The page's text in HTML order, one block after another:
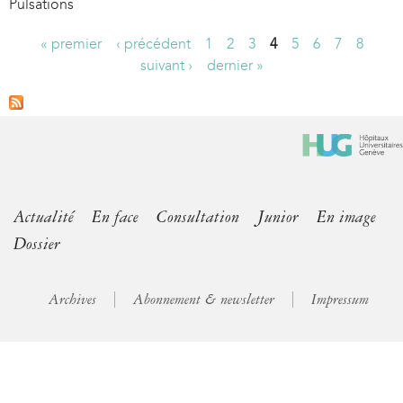
Pulsations
a
« premier ‹ précédent 1 2 3 4 5 6 7
8
suivant ›
dernier »
Actualité En face Consultation Junior
En image
Dossier
Archives Abonnement & newsletter Impressum